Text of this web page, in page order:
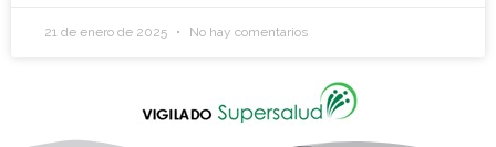
21 de enero de 2025 No hay comentarios